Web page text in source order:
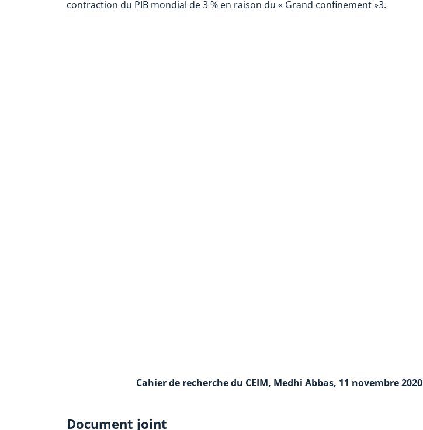
contraction du PIB mondial de 3 % en raison du « Grand confinement »3.
Cahier de recherche du CEIM, Medhi Abbas, 11 novembre 2020
Document joint